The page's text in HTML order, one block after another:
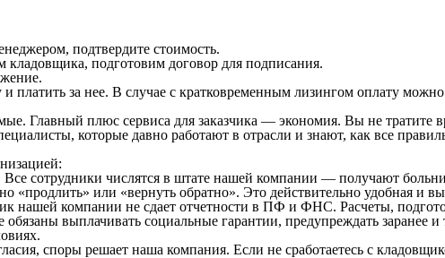
подтвердите стоимость.
подготовим договор для подписания.
платить за нее. В случае с кратковременным лизингом оплату
Главный плюс сервиса для заказчика — экономия. Вы не тратите
которые давно работают в отрасли и знают, как все
Все сотрудники числятся в штате нашей компании — получают
«продлить» или «вернуть обратно». Это действительно удобная и
нашей компании не сдает отчетности в ПФ и ФНС. Расчеты,
выплачивать социальные гарантии, предупреждать заранее
споры решает наша компания. Если не сработаетесь с